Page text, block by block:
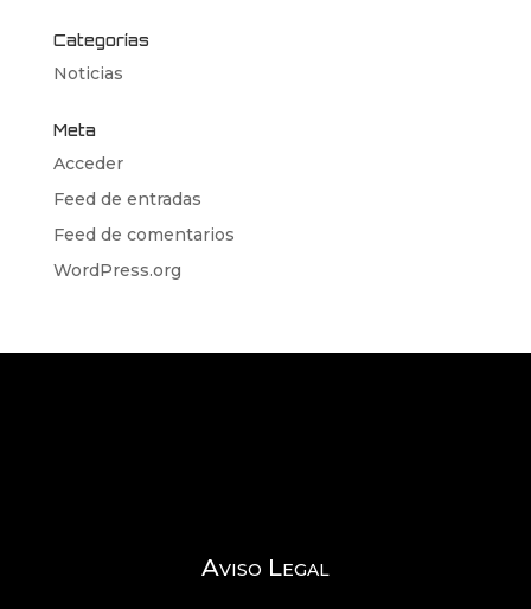
Categorías
Noticias
Meta
Acceder
Feed de entradas
Feed de comentarios
WordPress.org
Aviso Legal